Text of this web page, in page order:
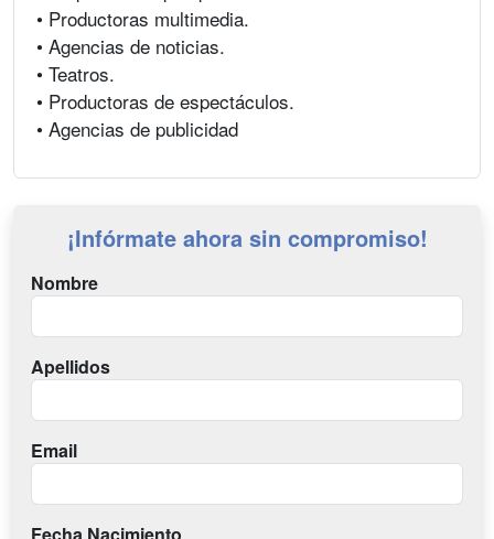
• Productoras multimedia.
• Agencias de noticias.
• Teatros.
• Productoras de espectáculos.
• Agencias de publicidad
¡Infórmate ahora sin compromiso!
Nombre
Apellidos
Email